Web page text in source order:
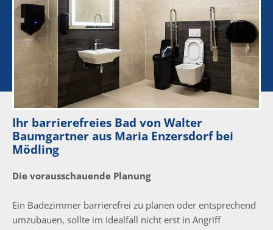
Ihr barrierefreies Bad von Walter
Baumgartner aus Maria Enzersdorf bei
Mödling
Die vorausschauende Planung
Ein Badezimmer barrierefrei zu planen oder entsprechend
umzubauen, sollte im Idealfall nicht erst in Angriff